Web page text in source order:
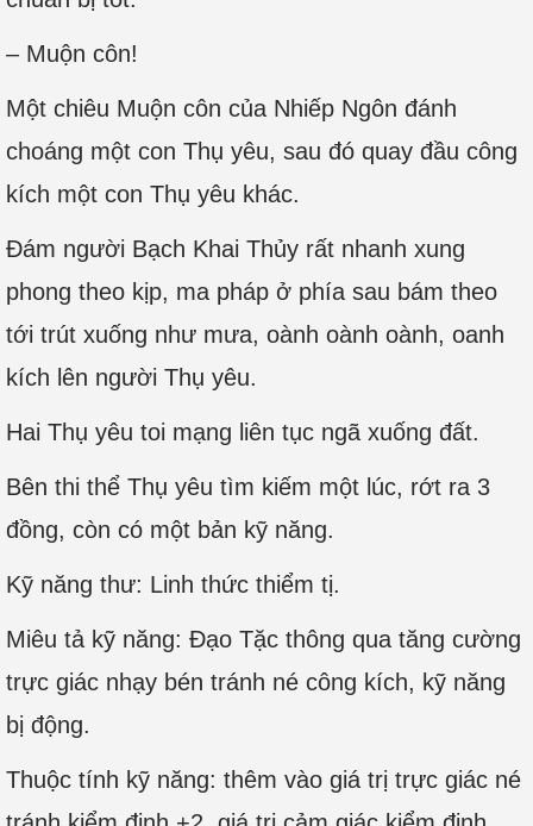
– Muộn côn!
Một chiêu Muộn côn của Nhiếp Ngôn đánh
choáng một con Thụ yêu, sau đó quay đầu công
kích một con Thụ yêu khác.
Đám người Bạch Khai Thủy rất nhanh xung
phong theo kịp, ma pháp ở phía sau bám theo
tới trút xuống như mưa, oành oành oành, oanh
kích lên người Thụ yêu.
Hai Thụ yêu toi mạng liên tục ngã xuống đất.
Bên thi thể Thụ yêu tìm kiếm một lúc, rớt ra 3
đồng, còn có một bản kỹ năng.
Kỹ năng thư: Linh thức thiểm tị.
Miêu tả kỹ năng: Đạo Tặc thông qua tăng cường
trực giác nhạy bén tránh né công kích, kỹ năng
bị động.
Thuộc tính kỹ năng: thêm vào giá trị trực giác né